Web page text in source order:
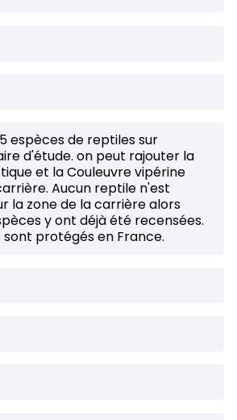
espèces de reptiles sur
d'étude. on peut rajouter la
et la Couleuvre vipérine
Aucun reptile n'est
la zone de la carrière alors
y ont déjà été recensées.
sont protégés en France.